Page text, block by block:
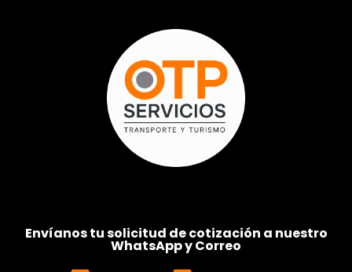
Envíanos tu solicitud de cotización a nuestro
WhatsApp y Correo